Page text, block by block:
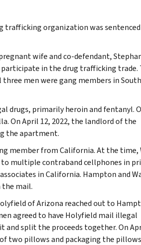
trafficking organization was sentenced
wife and co-defendant,
in the drug trafficking trade.
men were gang members in
drugs, primarily heroin and fentanyl.
On April 12, 2022, the landlord of the
the apartment.
member from California. At the time,
to multiple contraband cellphones in
in California. Hampton and
mail.
of Arizona reached out to
agreed to have Holyfield mail illegal
split the proceeds together. On
two pillows and packaging the